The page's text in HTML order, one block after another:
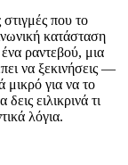
που το
κατάσταση
ραντεβού, μια
να ξεκινήσεις —
μικρό για να το
ειλικρινά τι
λόγια.